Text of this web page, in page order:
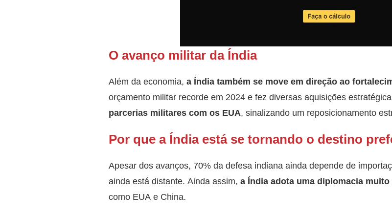
O avanço militar da Índia
Além da economia, a Índia também se move em direção ao
orçamento militar recorde em 2024 e fez diversas aquisições
parcerias militares com os EUA, sinalizando um reposicionamento
Por que a Índia está se tornando o destino
Apesar dos avanços, 70% da defesa indiana ainda depende de
ainda está distante. Ainda assim, a Índia adota uma diplomacia
como EUA e China.